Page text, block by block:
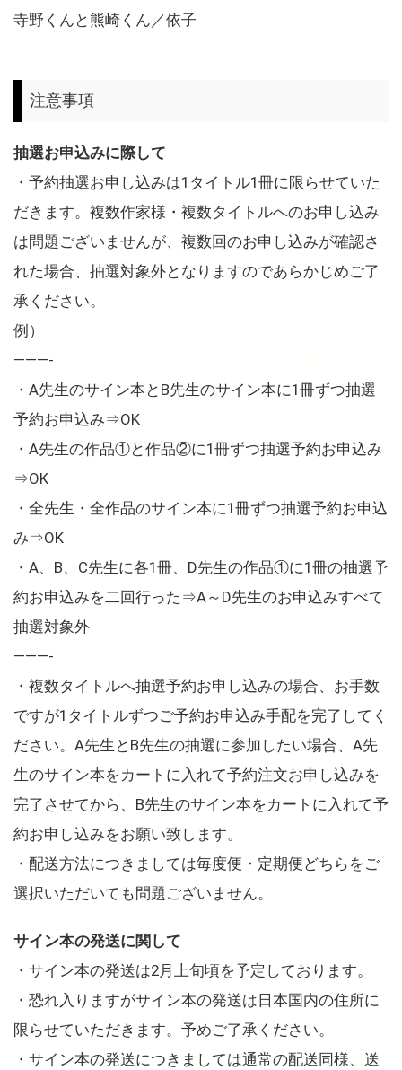
寺野くんと熊崎くん／依子
注意事項
抽選お申込みに際して
・予約抽選お申し込みは1タイトル1冊に限らせていた
だきます。複数作家様・複数タイトルへのお申し込み
は問題ございませんが、複数回のお申し込みが確認さ
れた場合、抽選対象外となりますのであらかじめご了
承ください。
例）
———-
・A先生のサイン本とB先生のサイン本に1冊ずつ抽選
予約お申込み⇒OK
・A先生の作品①と作品②に1冊ずつ抽選予約お申込み
⇒OK
・全先生・全作品のサイン本に1冊ずつ抽選予約お申込
み⇒OK
・A、B、C先生に各1冊、D先生の作品①に1冊の抽選予
約お申込みを二回行った⇒A～D先生のお申込みすべて
抽選対象外
———-
・複数タイトルへ抽選予約お申し込みの場合、お手数
ですが1タイトルずつご予約お申込み手配を完了してく
ださい。A先生とB先生の抽選に参加したい場合、A先
生のサイン本をカートに入れて予約注文お申し込みを
完了させてから、B先生のサイン本をカートに入れて予
約お申し込みをお願い致します。
・配送方法につきましては毎度便・定期便どちらをご
選択いただいても問題ございません。
サイン本の発送に関して
・サイン本の発送は2月上旬頃を予定しております。
・恐れ入りますがサイン本の発送は日本国内の住所に
限らせていただきます。予めご了承ください。
・サイン本の発送につきましては通常の配送同様、送